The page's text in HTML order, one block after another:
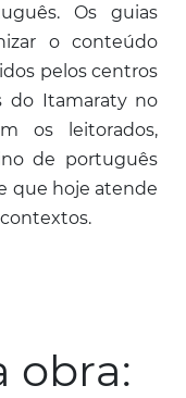
Os guias
o conteúdo
pelos centros
do Itamaraty no
os leitorados,
de português
que hoje atende
obra: